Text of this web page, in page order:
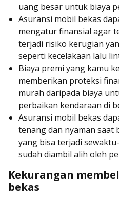
uang besar untuk biaya
Asuransi mobil bekas
mengatur finansial agar
terjadi risiko kerugian
seperti kecelakaan lalu
Biaya premi yang kamu
memberikan proteksi
murah daripada biaya
perbaikan kendaraan di
Asuransi mobil bekas
tenang dan nyaman saat
yang bisa terjadi
sudah diambil alih oleh
Kekurangan
bekas